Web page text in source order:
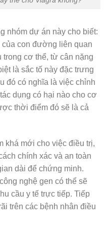
nhóm dự án này cho biết:
của con đường liên quan
trong cơ thể, từ cân nặng
là sắc tố này đặc trưng
đó có nghĩa là việc chỉnh
dụng có hại nào cho cơ
thời điểm đó sẽ là cả
khá mới cho việc điều trị,
chính xác và an toàn
dài để chứng minh.
nghệ gen có thể sẽ
cầu y tế trực tiếp. Tiếp
trên các bệnh nhân điều